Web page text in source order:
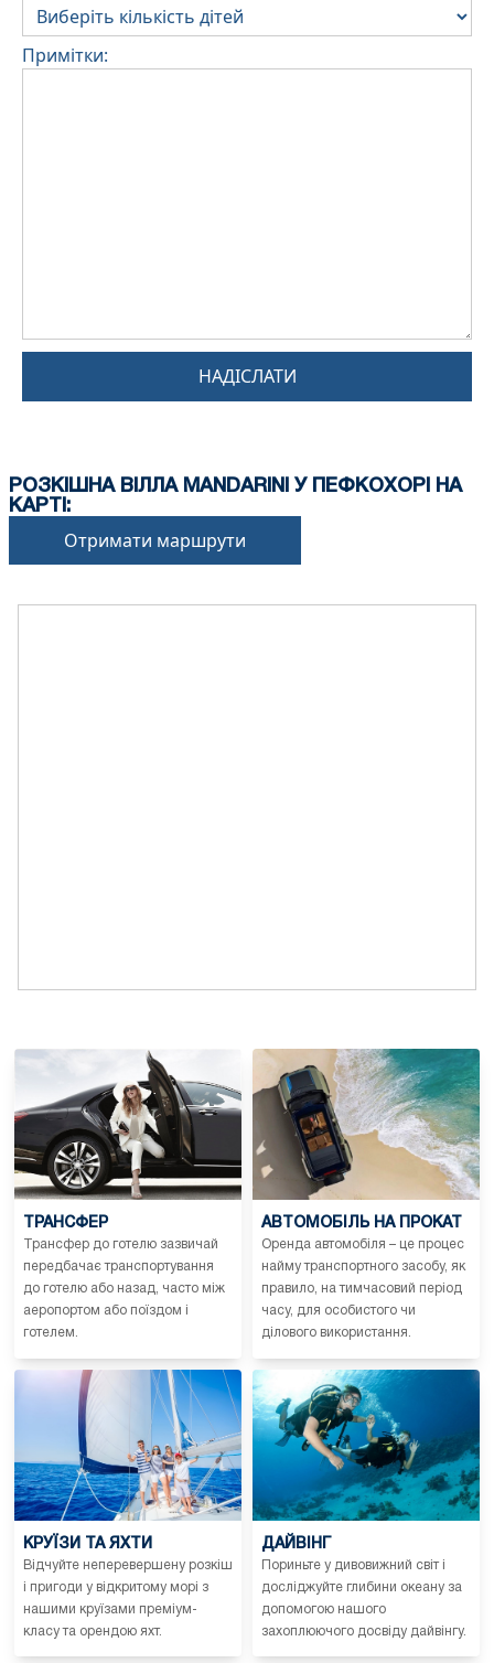
Примітки:
НАДІСЛАТИ
РОЗКІШНА ВІЛЛА MANDARINI У ПЕФКОХОРІ НА
КАРТІ:
Отримати маршрути
ТРАНСФЕР
Трансфер до готелю зазвичай
передбачає транспортування
до готелю або назад, часто між
аеропортом або поїздом і
готелем.
АВТОМОБІЛЬ НА ПРОКАТ
Оренда автомобіля – це процес
найму транспортного засобу, як
правило, на тимчасовий період
часу, для особистого чи
ділового використання.
КРУЇЗИ ТА ЯХТИ
Відчуйте неперевершену розкіш
і пригоди у відкритому морі з
нашими круїзами преміум-
класу та орендою яхт.
ДАЙВІНГ
Пориньте у дивовижний світ і
досліджуйте глибини океану за
допомогою нашого
захоплюючого досвіду дайвінгу.